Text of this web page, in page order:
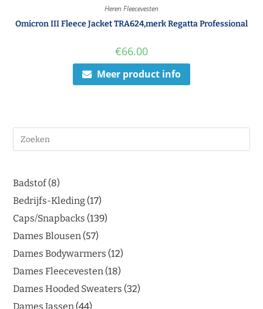
Heren Fleecevesten
Omicron III Fleece Jacket TRA624,merk Regatta Professional
€66.00
Meer product info
Badstof 8
Bedrijfs-Kleding 17
Caps/Snapbacks 139
Dames Blousen 57
Dames Bodywarmers 12
Dames Fleecevesten 18
Dames Hooded Sweaters 32
Dames Jassen 44